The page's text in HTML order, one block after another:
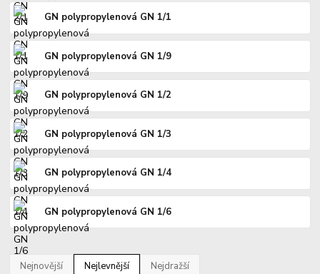
GN polypropylenová GN 1/1
GN polypropylenová GN 1/9
GN polypropylenová GN 1/2
GN polypropylenová GN 1/3
GN polypropylenová GN 1/4
GN polypropylenová GN 1/6
Nejnovější Nejlevnější Nejdražší